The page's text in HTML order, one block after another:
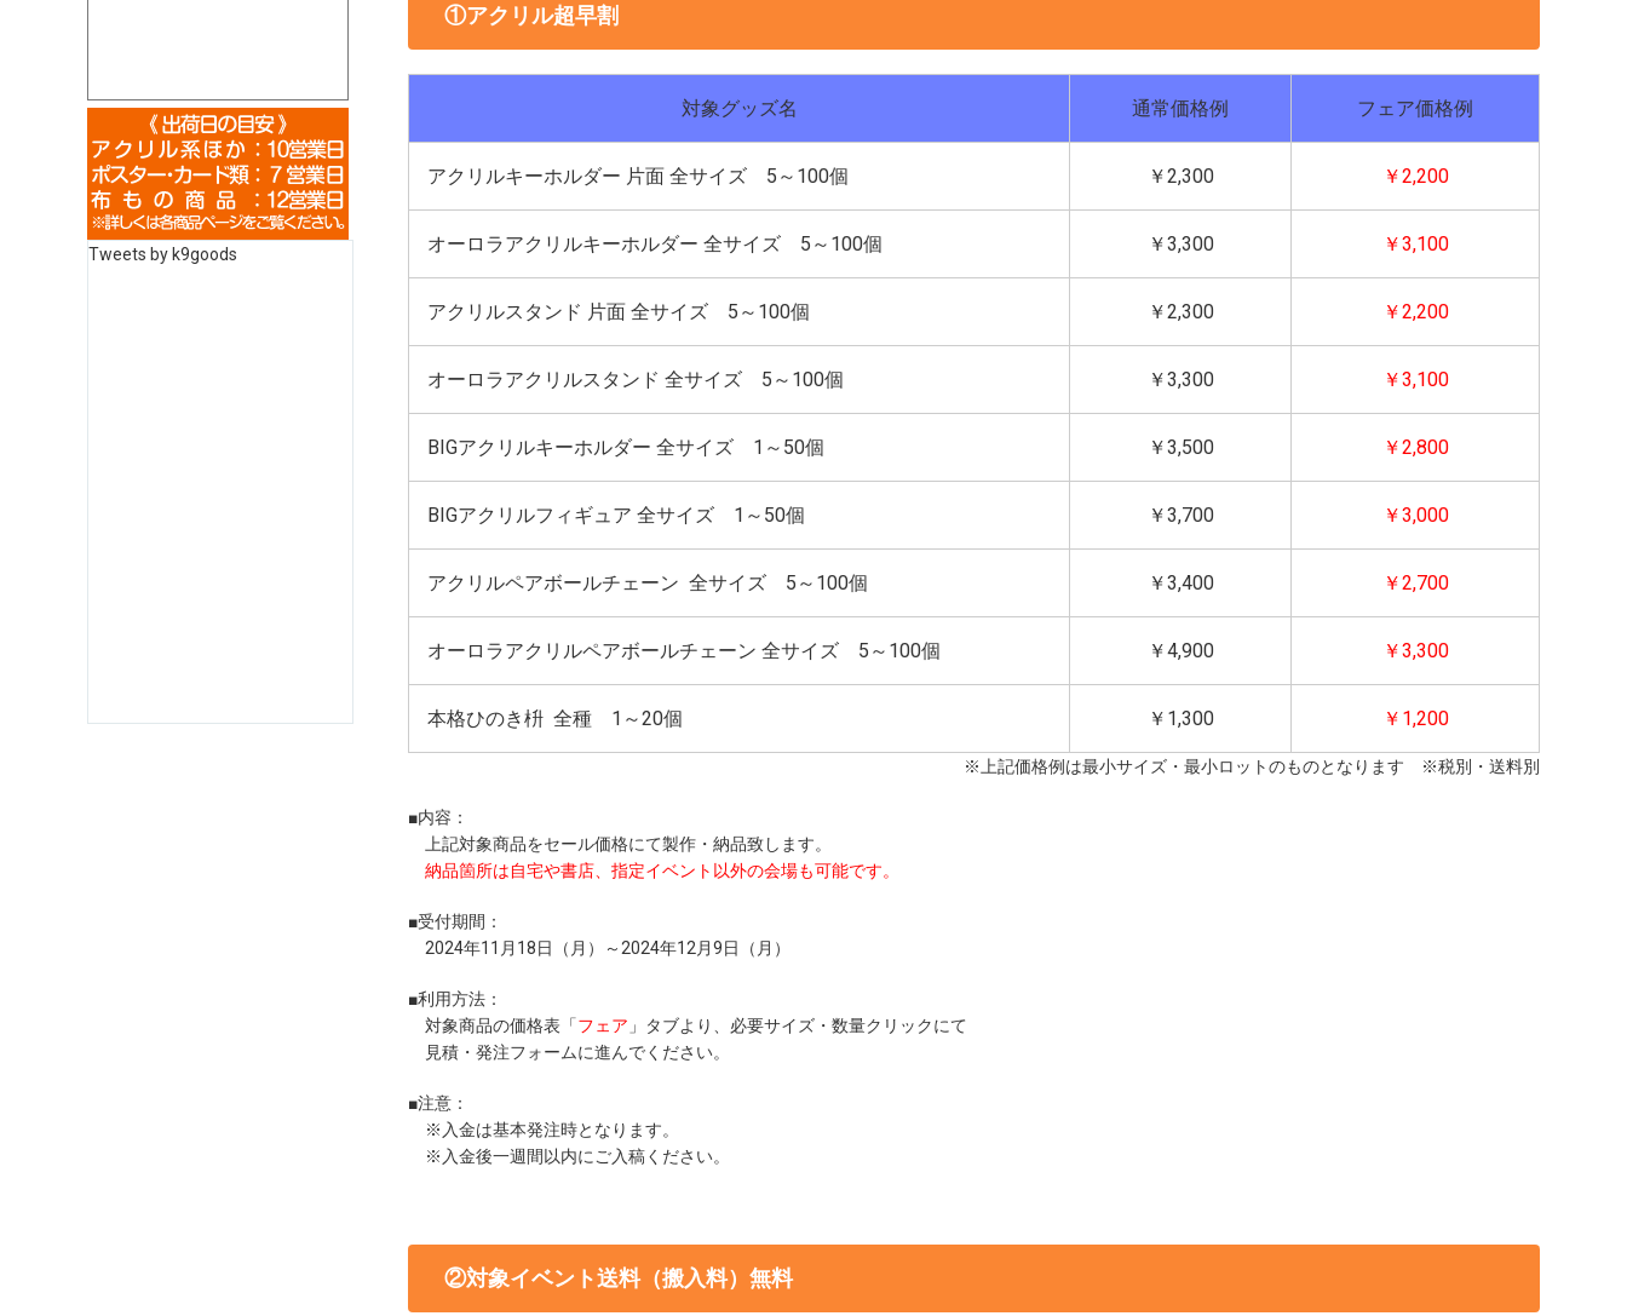
①アクリル超早割
対象グッズ名 通常価格例 フェア価格例
アクリルキーホルダー 片面 全サイズ 5～100個 ￥2,300 ￥2,200
オーロラアクリルキーホルダー 全サイズ 5～100個 ￥3,300 ￥3,100
アクリルスタンド 片面 全サイズ 5～100個 ￥2,300 ￥2,200
オーロラアクリルスタンド 全サイズ 5～100個 ￥3,300 ￥3,100
BIGアクリルキーホルダー 全サイズ 1～50個 ￥3,500 ￥2,800
BIGアクリルフィギュア 全サイズ 1～50個 ￥3,700 ￥3,000
アクリルペアボールチェーン 全サイズ 5～100個 ￥3,400 ￥2,700
オーロラアクリルペアボールチェーン 全サイズ 5～100個 ￥4,900 ￥3,300
本格ひのき枡 全種 1～20個 ￥1,300 ￥1,200
※上記価格例は最小サイズ・最小ロットのものとなります ※税別・送料別
■内容：
上記対象商品をセール価格にて製作・納品致します。
納品箇所は自宅や書店、指定イベント以外の会場も可能です。
■受付期間：
2024年11月18日（月）～2024年12月9日（月）
■利用方法：
対象商品の価格表「フェア 」タブより、必要サイズ・数量クリックにて
見積・発注フォームに進んでください。
■注意：
※入金は基本発注時となります。
※入金後一週間以内にご入稿ください。
②対象イベント送料（搬入料）無料
Tweets by k9goods